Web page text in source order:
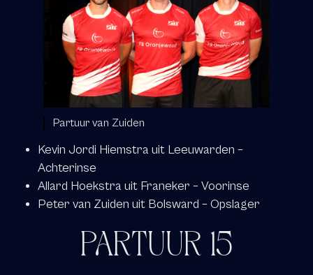
Partuur van Zuiden
Kevin Jordi Hiemstra uit Leeuwarden –
Achterinse
Allard Hoekstra uit Franeker – Voorinse
Peter van Zuiden uit Bolsward – Opslager
PARTUUR 15